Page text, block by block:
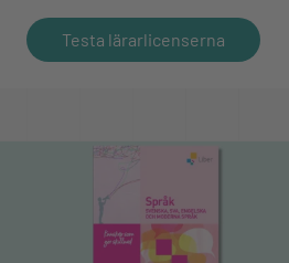
Testa lärarlicenserna